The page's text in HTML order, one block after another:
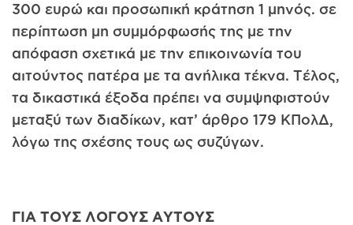
300 ευρώ και προσωπική κράτηση 1 μηνός. σε
περίπτωση μη συμμόρφωσής της με την
απόφαση σχετικά με την επικοινωνία του
αιτούντος πατέρα με τα ανήλικα τέκνα. Τέλος,
τα δικαστικά έξοδα πρέπει να συμψηφιστούν
μεταξύ των διαδίκων, κατ’ άρθρο 179 ΚΠολΔ,
λόγω της σχέσης τους ως συζύγων.
ΓΙΑ ΤΟΥΣ ΛΟΓΟΥΣ ΑΥΤΟΥΣ